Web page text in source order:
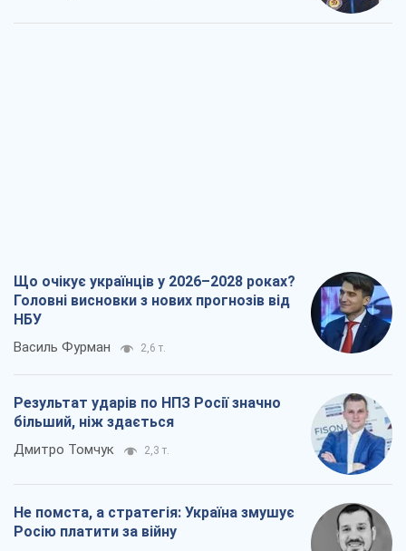
Що очікує українців у 2026–2028 роках?
Головні висновки з нових прогнозів від
НБУ
Василь Фурман 2,6 т.
Результат ударів по НПЗ Росії значно
більший, ніж здається
Дмитро Томчук 2,3 т.
Не помста, а стратегія: Україна змушує
Росію платити за війну